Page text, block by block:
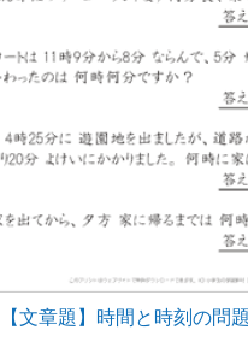
【文章題】時間と時刻の問